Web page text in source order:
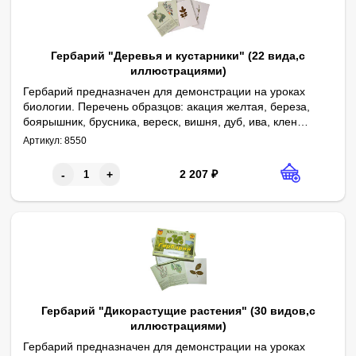
Гербарий "Деревья и кустарники" (22 вида,с
иллюстрациями)
Гербарий предназначен для демонстрации на уроках
биологии. Перечень образцов: акация желтая, береза,
боярышник, брусника, вереск, вишня, дуб, ива, клен
остролистный, клюква, крушина, лещина, липа, малина,
Габаритные размеры в упаковке (дл.*шир.*выс.), см: 30,5*22*3.
Комплектность: гербарные листы – 22 шт., руководство по
Артикул: 8550
- + 2 207 ₽
Гербарий "Дикорастущие растения" (30 видов,с
иллюстрациями)
Гербарий предназначен для демонстрации на уроках